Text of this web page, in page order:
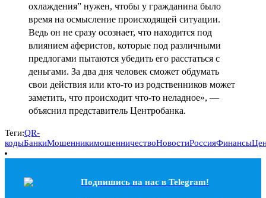
охлаждения” нужен, чтобы у гражданина было
время на осмысление происходящей ситуации.
Ведь он не сразу осознает, что находится под
влиянием аферистов, которые под различными
предлогами пытаются убедить его расстаться с
деньгами. За два дня человек сможет обдумать
свои действия или кто-то из родственников может
заметить, что происходит что-то неладное», —
объяснил представитель Центробанка.
Теги:QR-
кодыБанкиМошенникимошенничествоНовостиРоссияФинансы
Подпишись на наc в Telegram!